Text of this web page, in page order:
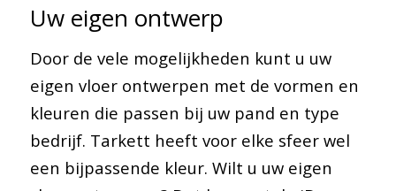
Uw eigen ontwerp
Door de vele mogelijkheden kunt u uw
eigen vloer ontwerpen met de vormen en
kleuren die passen bij uw pand en type
bedrijf. Tarkett heeft voor elke sfeer wel
een bijpassende kleur. Wilt u uw eigen